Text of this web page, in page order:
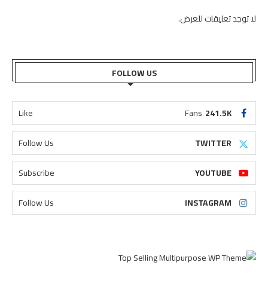
لا توجد تعليقات للعرض.
FOLLOW US
241.5K
Fans
Like
TWITTER
Follow Us
YOUTUBE
Subscribe
INSTAGRAM
Follow Us